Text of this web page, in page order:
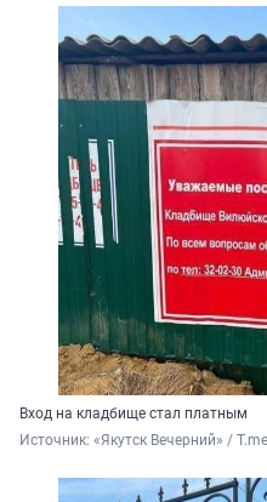
Вход на кладбище стал платным
Источник: «Якутск Вечерний» / T.me